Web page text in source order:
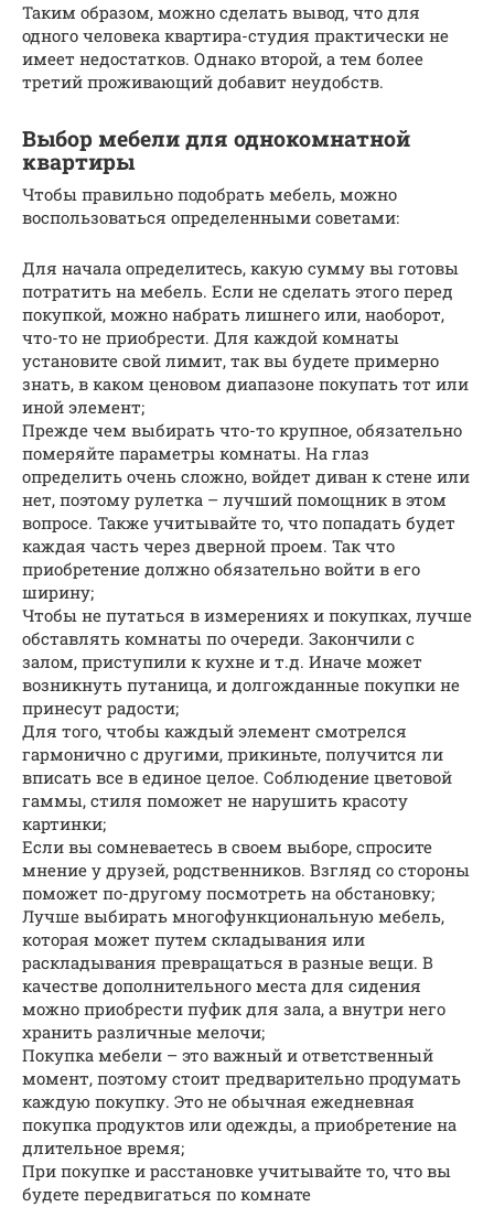
Таким образом, можно сделать вывод, что для
одного человека квартира-студия практически не
имеет недостатков. Однако второй, а тем более
третий проживающий добавит неудобств.
Выбор мебели для однокомнатной
квартиры
Чтобы правильно подобрать мебель, можно
воспользоваться определенными советами:
Для начала определитесь, какую сумму вы готовы
потратить на мебель. Если не сделать этого перед
покупкой, можно набрать лишнего или, наоборот,
что-то не приобрести. Для каждой комнаты
установите свой лимит, так вы будете примерно
знать, в каком ценовом диапазоне покупать тот или
иной элемент;
Прежде чем выбирать что-то крупное, обязательно
померяйте параметры комнаты. На глаз
определить очень сложно, войдет диван к стене или
нет, поэтому рулетка – лучший помощник в этом
вопросе. Также учитывайте то, что попадать будет
каждая часть через дверной проем. Так что
приобретение должно обязательно войти в его
ширину;
Чтобы не путаться в измерениях и покупках, лучше
обставлять комнаты по очереди. Закончили с
залом, приступили к кухне и т.д. Иначе может
возникнуть путаница, и долгожданные покупки не
принесут радости;
Для того, чтобы каждый элемент смотрелся
гармонично с другими, прикиньте, получится ли
вписать все в единое целое. Соблюдение цветовой
гаммы, стиля поможет не нарушить красоту
картинки;
Если вы сомневаетесь в своем выборе, спросите
мнение у друзей, родственников. Взгляд со стороны
поможет по-другому посмотреть на обстановку;
Лучше выбирать многофункциональную мебель,
которая может путем складывания или
раскладывания превращаться в разные вещи. В
качестве дополнительного места для сидения
можно приобрести пуфик для зала, а внутри него
хранить различные мелочи;
Покупка мебели – это важный и ответственный
момент, поэтому стоит предварительно продумать
каждую покупку. Это не обычная ежедневная
покупка продуктов или одежды, а приобретение на
длительное время;
При покупке и расстановке учитывайте то, что вы
будете передвигаться по комнате